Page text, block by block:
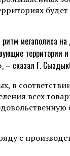
мегаполиса
территории
– сказал Г.
всех
с